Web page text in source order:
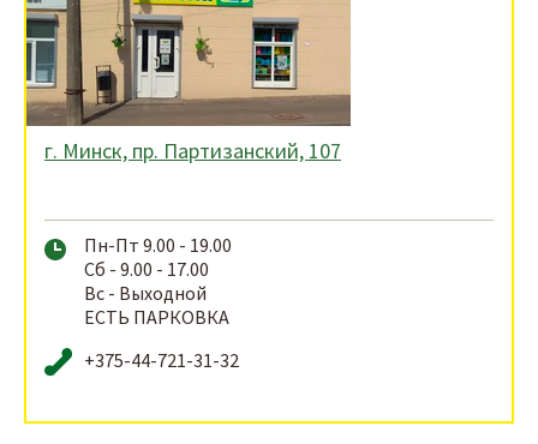
г. Минск, пр. Партизанский, 107
Пн-Пт 9.00 - 19.00
Сб - 9.00 - 17.00
Вс - Выходной
ЕСТЬ ПАРКОВКА
+375-44-721-31-32